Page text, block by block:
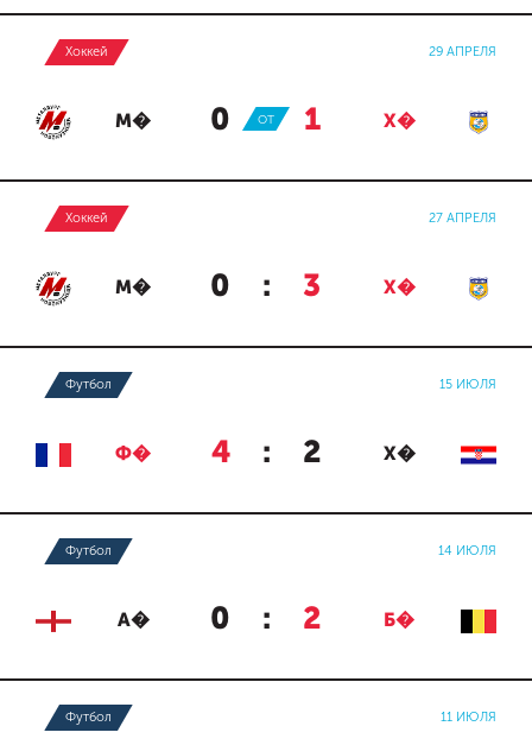
Хоккей 29 АПРЕЛЯ
М� 0 : 1 Х�
ОТ
Хоккей 27 АПРЕЛЯ
М� 0 : 3 Х�
Футбол 15 ИЮЛЯ
Ф� 4 : 2 Х�
Футбол 14 ИЮЛЯ
А� 0 : 2 Б�
Футбол 11 ИЮЛЯ